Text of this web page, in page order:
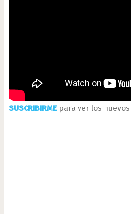
SUSCRIBIRMEpara ver los nuevos